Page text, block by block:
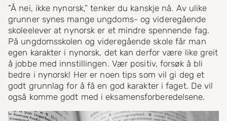
”Å nei, ikke nynorsk,” tenker du kanskje nå. Av ulike
grunner synes mange ungdoms- og videregående
skoleelever at nynorsk er et mindre spennende fag.
På ungdomsskolen og videregående skole får man
egen karakter i nynorsk, det kan derfor være like greit
å jobbe med innstillingen. Vær positiv, forsøk å bli
bedre i nynorsk! Her er noen tips som vil gi deg et
godt grunnlag for å få en god karakter i faget. De vil
også komme godt med i eksamensforberedelsene.